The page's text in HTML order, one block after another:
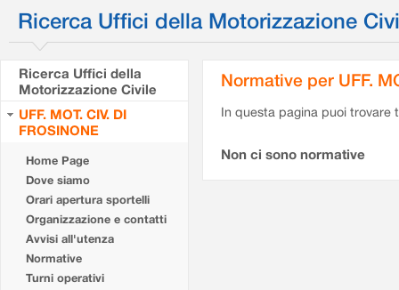
Ricerca Uffici della Motorizzazione
Ricerca Uffici della
Motorizzazione Civile
UFF. MOT. CIV. DI
FROSINONE
Home Page
Dove siamo
Orari apertura sportelli
Organizzazione e contatti
Avvisi all'utenza
Normative
Turni operativi
Normative per UFF.
In questa pagina puoi
Non ci sono normative